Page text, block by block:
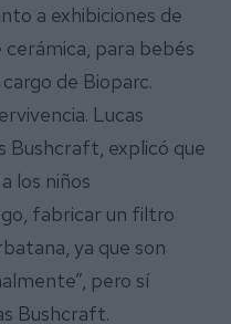
a exhibiciones de
para bebés
de Bioparc.
Lucas
Bushcraft, explicó que
los niños
fabricar un filtro
ya que son
pero sí
Bushcraft.